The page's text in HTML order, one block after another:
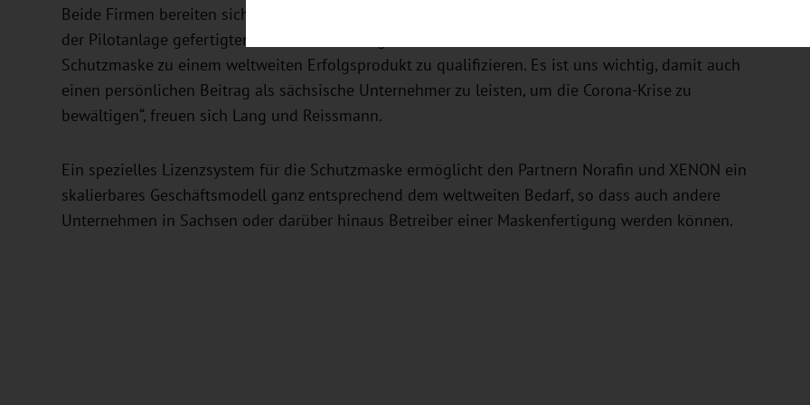
Beide Firmen bereiten sich auf die Serienproduktion vor. „Bereits im Mai sind wir mit den ersten auf
der Pilotanlage gefertigten Masken lieferfähig. Wir werden sehr hart daran arbeiten, unsere FFP2-
Schutzmaske zu einem weltweiten Erfolgsprodukt zu qualifizieren. Es ist uns wichtig, damit auch
einen persönlichen Beitrag als sächsische Unternehmer zu leisten, um die Corona-Krise zu
bewältigen“, freuen sich Lang und Reissmann.
Ein spezielles Lizenzsystem für die Schutzmaske ermöglicht den Partnern Norafin und XENON ein
skalierbares Geschäftsmodell ganz entsprechend dem weltweiten Bedarf, so dass auch andere
Unternehmen in Sachsen oder darüber hinaus Betreiber einer Maskenfertigung werden können.